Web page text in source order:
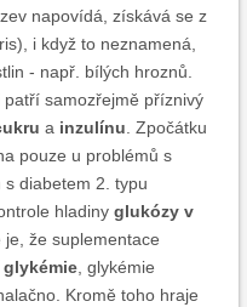
napovídá, získává se z
i když to neznamená,
- např. bílých hroznů.
samozřejmě příznivý
a inzulínu . Zpočátku
pouze u problémů s
s diabetem 2. typu
hladiny glukózy v
je, že suplementace
, glykémie
Kromě toho hraje